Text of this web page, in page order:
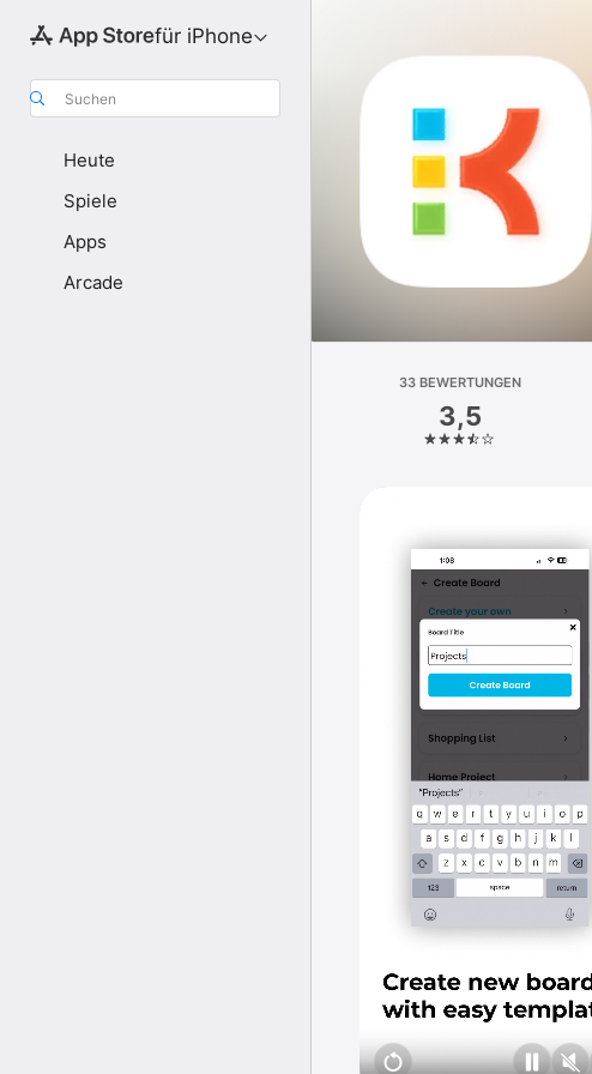
für iPhone
Suchen
Heute
Spiele
Apps
Arcade
33 BEWERTUNGEN
3,5